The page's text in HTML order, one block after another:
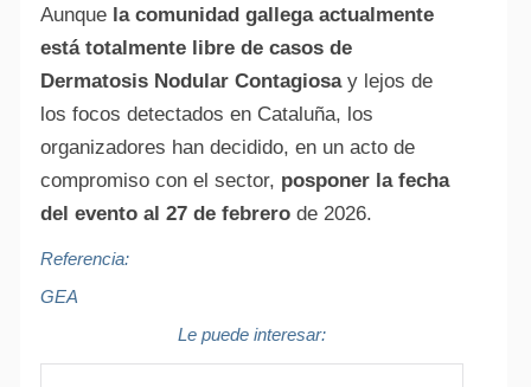
Aunquela comunidad gallega actualmente
está totalmente libre de casos de
Dermatosis Nodular Contagiosay lejos de
los focos detectados en Cataluña, los
organizadores han decidido, en un acto de
compromiso con el sector, posponer la fecha
del evento al 27 de febrerode 2026.
Referencia:
GEA
Le puede interesar: